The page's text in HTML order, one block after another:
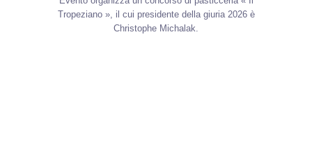
Tropeziano », il cui presidente della giuria 2026 è
Christophe Michalak.